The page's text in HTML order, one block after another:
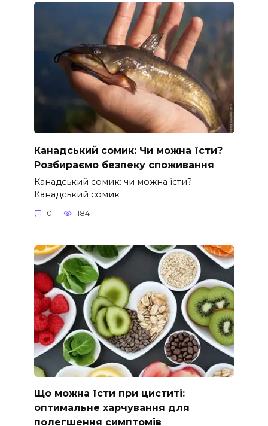
Канадський сомик: Чи можна їсти?
Розбираємо безпеку споживання
Канадський сомик: чи можна їсти?
Канадський сомик
0 184
Що можна їсти при циститі:
оптимальне харчування для
полегшення симптомів